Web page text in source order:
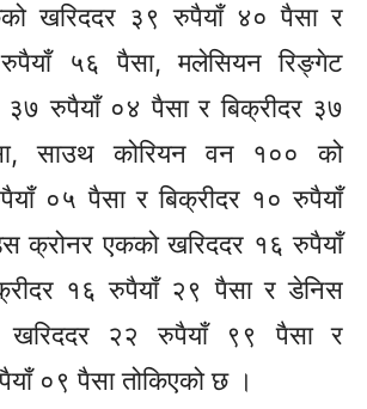
खरिददर ३९ रुपैयाँ ४० पैसा र
५६ पैसा, मलेसियन रिङ्गेट
रुपैयाँ ०४ पैसा र बिक्रीदर ३७
साउथ कोरियन वन १०० को
०५ पैसा र बिक्रीदर १० रुपैयाँ
क्रोनर एकको खरिददर १६ रुपैयाँ
१६ रुपैयाँ २९ पैसा र डेनिस
खरिददर २२ रुपैयाँ ९९ पैसा र
०९ पैसा तोकिएको छ ।